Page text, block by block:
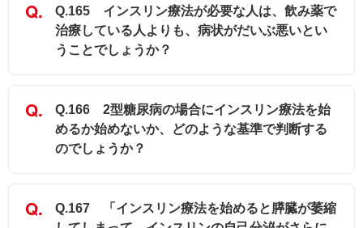
Q.165 インスリン療法が必要な人は、飲み薬で
治療している人よりも、病状がだいぶ悪いとい
うことでしょうか？
Q.166 2型糖尿病の場合にインスリン療法を始
めるか始めないか、どのような基準で判断する
のでしょうか？
Q.167 「インスリン療法を始めると膵臓が萎縮